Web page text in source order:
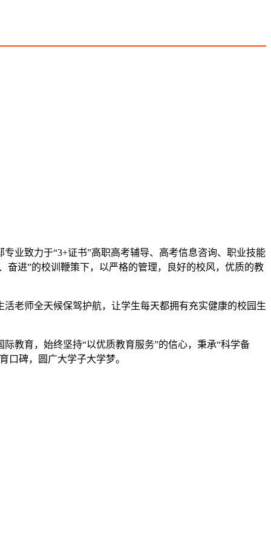
业致力于“3+证书”高职高考辅导、高考信息咨询、职业技能
奋进”的校训鞭策下，以严格的管理，良好的校风，优质的教
老师全天候保驾护航，让学生每天都拥有充实健康的校园生
教育，始终坚持“以优质教育服务”的信心，秉承“科学备
口碑，圆广大学子大学梦。